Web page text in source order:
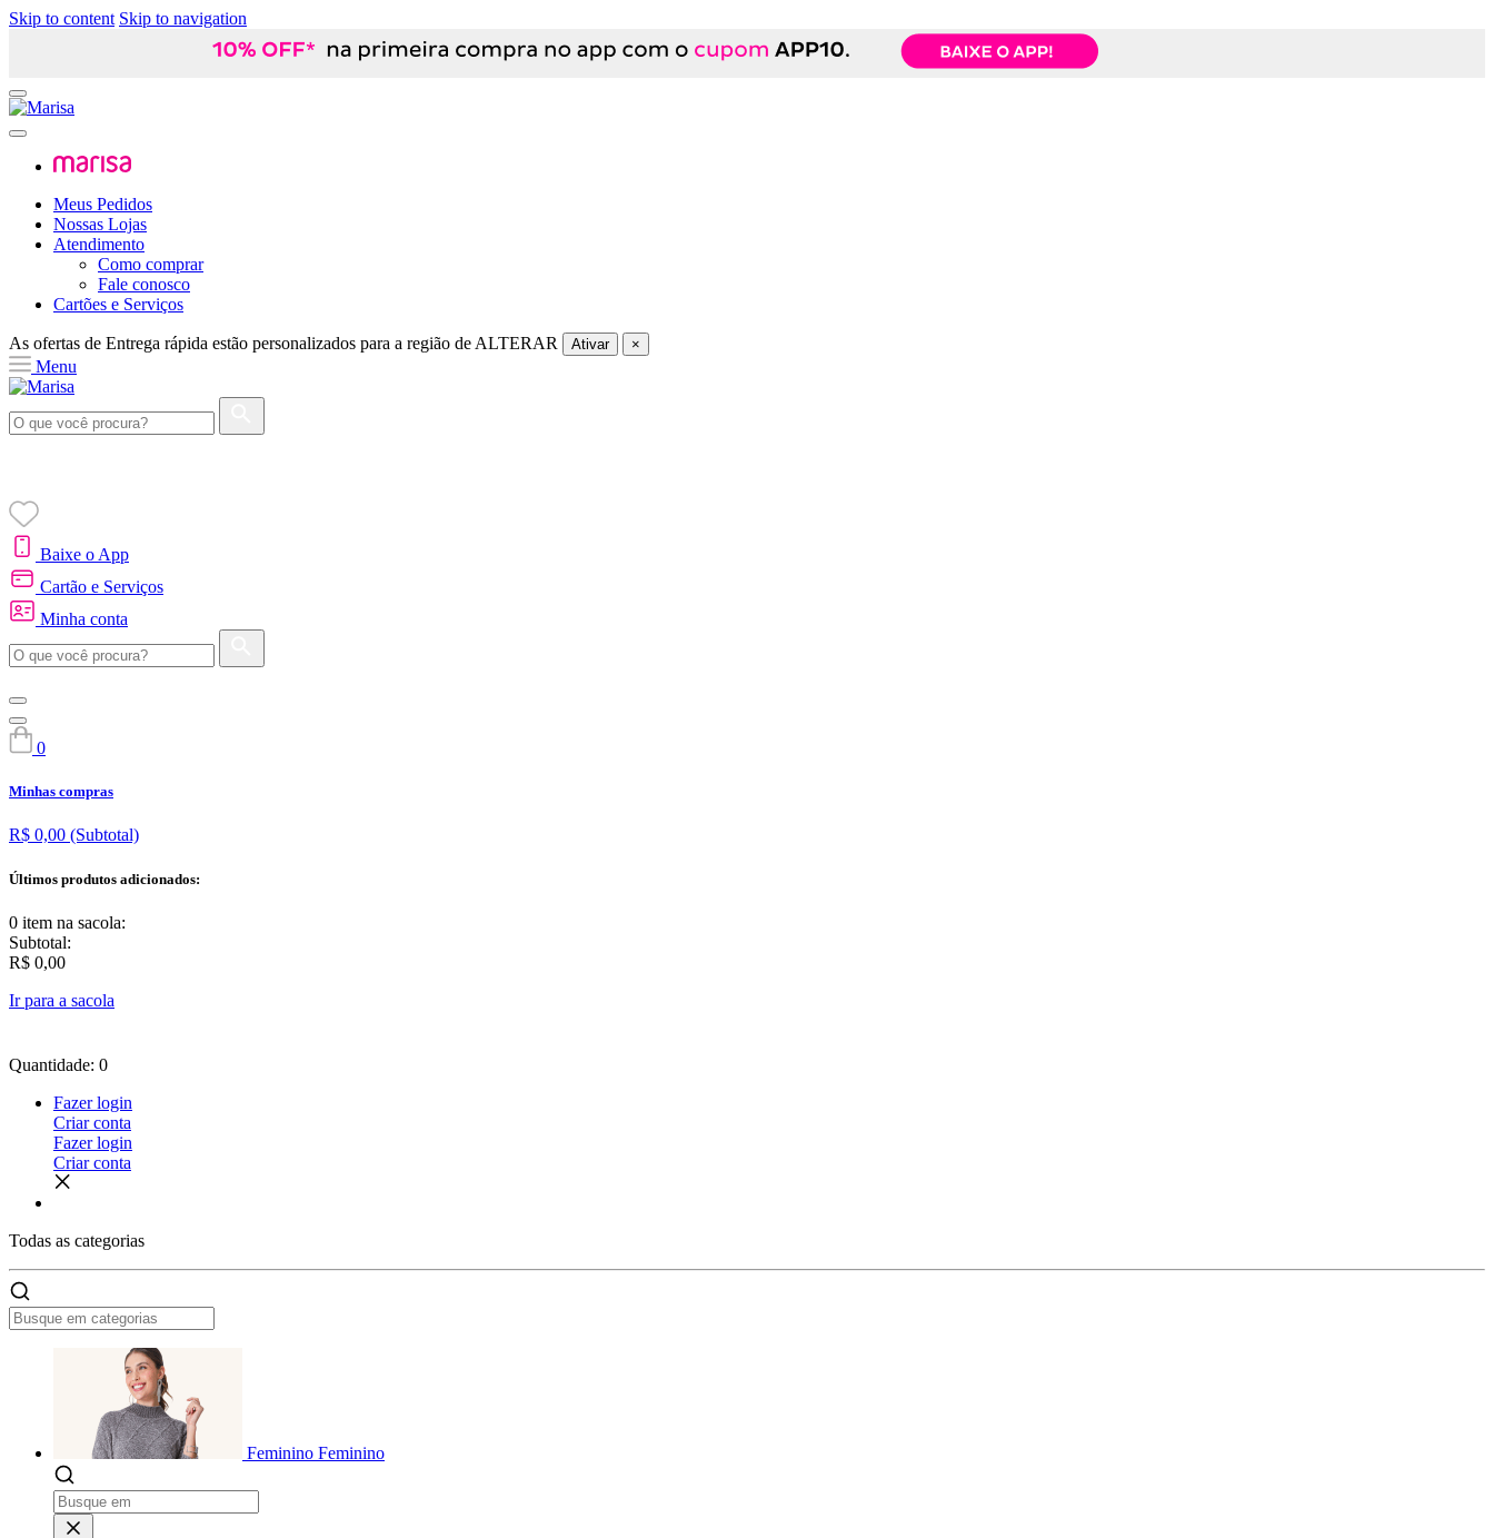
Skip to content Skip to navigation
Meus Pedidos
Nossas Lojas
Atendimento
Como comprar
Fale conosco
Cartões e Serviços
As ofertas de Entrega rápida estão personalizados para a região de ALTERAR Ativar ×
Menu
Baixe o App
Cartão e Serviços
Minha conta
0
Minhas compras
R$ 0,00 (Subtotal)
Últimos produtos adicionados:
0 item na sacola:
Subtotal:
R$ 0,00
Ir para a sacola
Quantidade: 0
Fazer login
Criar conta
Fazer login
Criar conta
Todas as categorias
Feminino Feminino